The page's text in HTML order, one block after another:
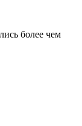
более чем